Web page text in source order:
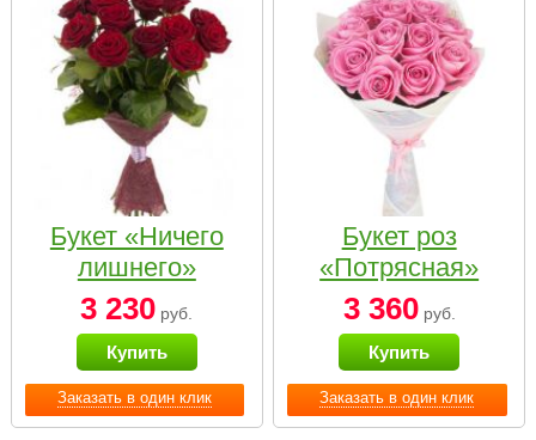
Заказать в один клик
Букет «Ничего
лишнего»
3 230 руб.
Купить
Заказать в один клик
Букет роз
«Потрясная»
3 360руб.
Купить